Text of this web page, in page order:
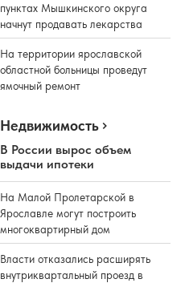
пунктах Мышкинского округа
начнут продавать лекарства
На территории ярославской
областной больницы проведут
ямочный ремонт
Недвижимость
В России вырос объем
выдачи ипотеки
На Малой Пролетарской в
Ярославле могут построить
многоквартирный дом
Власти отказались расширять
внутриквартальный проезд в